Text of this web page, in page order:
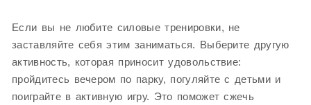
Если вы не любите силовые тренировки, не
заставляйте себя этим заниматься. Выберите другую
активность, которая приносит удовольствие:
пройдитесь вечером по парку, погуляйте с детьми и
поиграйте в активную игру. Это поможет сжечь